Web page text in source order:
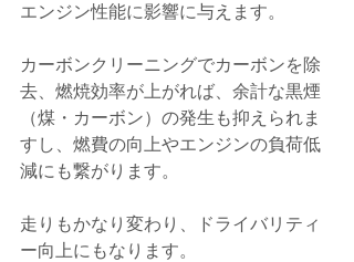
エンジン性能に影響に与えます。
カーボンクリーニングでカーボンを除
去、燃焼効率が上がれば、余計な黒煙
（煤・カーボン）の発生も抑えられま
すし、燃費の向上やエンジンの負荷低
減にも繋がります。
走りもかなり変わり、ドライバリティ
ー向上にもなります。